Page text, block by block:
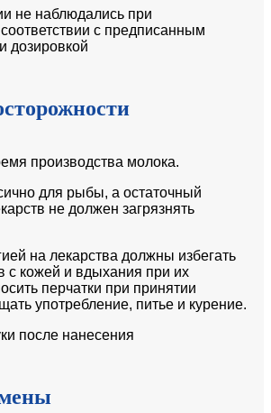
не наблюдались при
с предписанным
дозировкой
производства молока.
для рыбы, а остаточный
не должен загрязнять
на лекарства должны избегать
с кожей и вдыхания при их
перчатки при принятии
употребление, питье и курение.
после нанесения